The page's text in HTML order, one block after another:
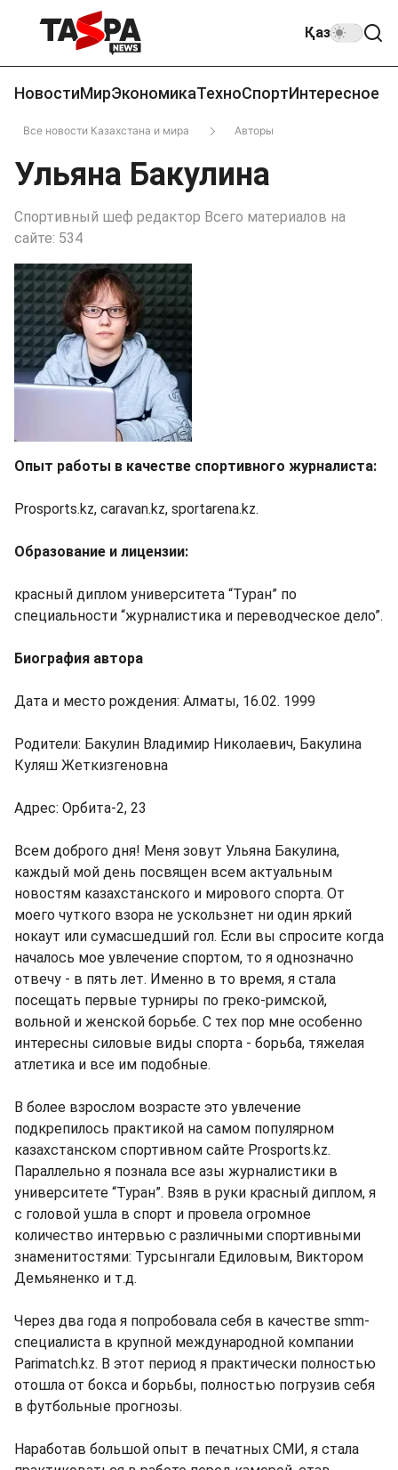
Қаз
НовостиМирЭкономикаТехноСпортИнтересное
Все новости Казахстана и мира Авторы
Ульяна Бакулина
Спортивный шеф редактор Всего материалов на
сайте: 534
Опыт работы в качестве спортивного журналиста:
Prosports.kz, caravan.kz, sportarena.kz.
Образование и лицензии:
красный диплом университета “Туран” по
специальности “журналистика и переводческое дело”.
Биография автора
Дата и место рождения: Алматы, 16.02. 1999
Родители: Бакулин Владимир Николаевич, Бакулина
Куляш Жеткизгеновна
Адрес: Орбита-2, 23
Всем доброго дня! Меня зовут Ульяна Бакулина,
каждый мой день посвящен всем актуальным
новостям казахстанского и мирового спорта. От
моего чуткого взора не ускользнет ни один яркий
нокаут или сумасшедший гол. Если вы спросите когда
началось мое увлечение спортом, то я однозначно
отвечу - в пять лет. Именно в то время, я стала
посещать первые турниры по греко-римской,
вольной и женской борьбе. С тех пор мне особенно
интересны силовые виды спорта - борьба, тяжелая
атлетика и все им подобные.
В более взрослом возрасте это увлечение
подкрепилось практикой на самом популярном
казахстанском спортивном сайте Prosports.kz.
Параллельно я познала все азы журналистики в
университете “Туран”. Взяв в руки красный диплом, я
с головой ушла в спорт и провела огромное
количество интервью с различными спортивными
знаменитостями: Турсынгали Едиловым, Виктором
Демьяненко и т.д.
Через два года я попробовала себя в качестве smm-
специалиста в крупной международной компании
Parimatch.kz. В этот период я практически полностью
отошла от бокса и борьбы, полностью погрузив себя
в футбольные прогнозы.
Наработав большой опыт в печатных СМИ, я стала